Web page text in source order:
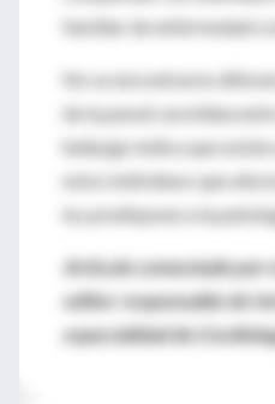
familiar de enfermedad
No se encontraron
de la pared carotídea
hallazgo indica que
estos individuos que
los predispone a la
Artículo comentado por
editor responsable de
especialidad de